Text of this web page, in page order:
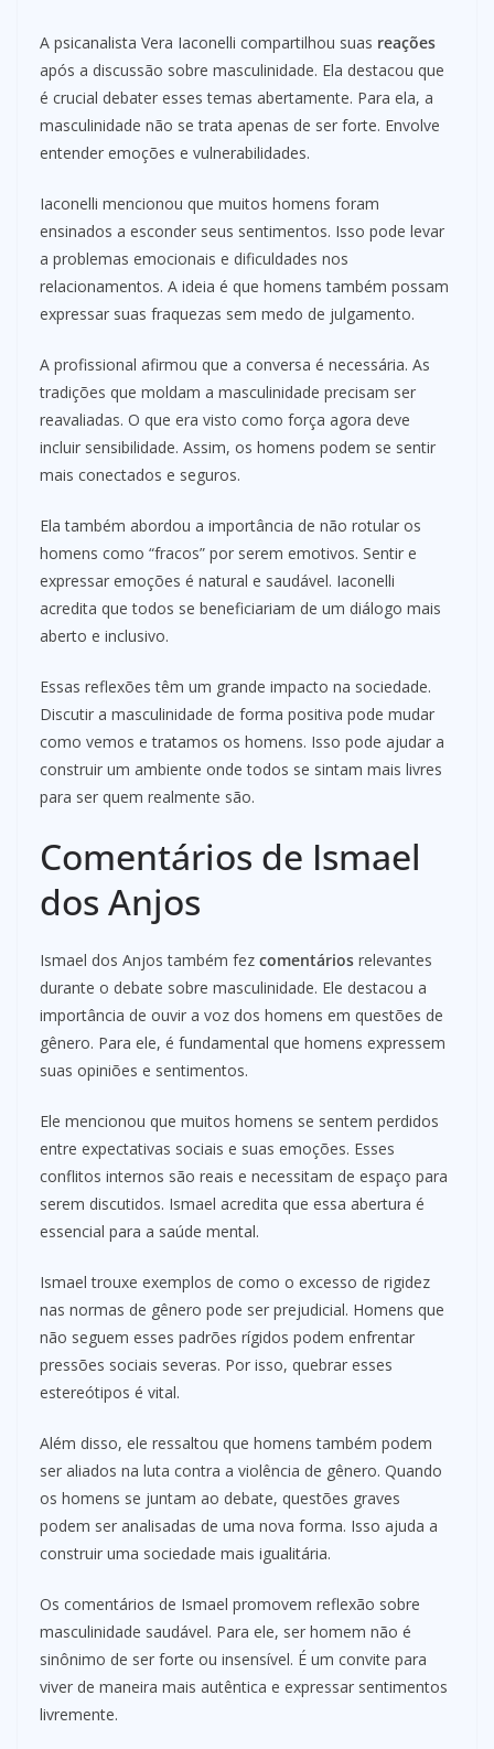
A psicanalista Vera Iaconelli compartilhou suas reações
após a discussão sobre masculinidade. Ela destacou que
é crucial debater esses temas abertamente. Para ela, a
masculinidade não se trata apenas de ser forte. Envolve
entender emoções e vulnerabilidades.
Iaconelli mencionou que muitos homens foram
ensinados a esconder seus sentimentos. Isso pode levar
a problemas emocionais e dificuldades nos
relacionamentos. A ideia é que homens também possam
expressar suas fraquezas sem medo de julgamento.
A profissional afirmou que a conversa é necessária. As
tradições que moldam a masculinidade precisam ser
reavaliadas. O que era visto como força agora deve
incluir sensibilidade. Assim, os homens podem se sentir
mais conectados e seguros.
Ela também abordou a importância de não rotular os
homens como “fracos” por serem emotivos. Sentir e
expressar emoções é natural e saudável. Iaconelli
acredita que todos se beneficiariam de um diálogo mais
aberto e inclusivo.
Essas reflexões têm um grande impacto na sociedade.
Discutir a masculinidade de forma positiva pode mudar
como vemos e tratamos os homens. Isso pode ajudar a
construir um ambiente onde todos se sintam mais livres
para ser quem realmente são.
Comentários de Ismael
dos Anjos
Ismael dos Anjos também fez comentários relevantes
durante o debate sobre masculinidade. Ele destacou a
importância de ouvir a voz dos homens em questões de
gênero. Para ele, é fundamental que homens expressem
suas opiniões e sentimentos.
Ele mencionou que muitos homens se sentem perdidos
entre expectativas sociais e suas emoções. Esses
conflitos internos são reais e necessitam de espaço para
serem discutidos. Ismael acredita que essa abertura é
essencial para a saúde mental.
Ismael trouxe exemplos de como o excesso de rigidez
nas normas de gênero pode ser prejudicial. Homens que
não seguem esses padrões rígidos podem enfrentar
pressões sociais severas. Por isso, quebrar esses
estereótipos é vital.
Além disso, ele ressaltou que homens também podem
ser aliados na luta contra a violência de gênero. Quando
os homens se juntam ao debate, questões graves
podem ser analisadas de uma nova forma. Isso ajuda a
construir uma sociedade mais igualitária.
Os comentários de Ismael promovem reflexão sobre
masculinidade saudável. Para ele, ser homem não é
sinônimo de ser forte ou insensível. É um convite para
viver de maneira mais autêntica e expressar sentimentos
livremente.